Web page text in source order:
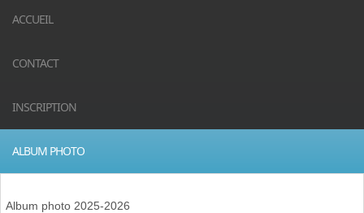
ACCUEIL
CONTACT
INSCRIPTION
ALBUM PHOTO
Album photo 2025-2026